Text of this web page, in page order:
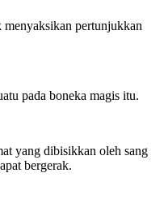
menyaksikan pertunjukkan
pada boneka magis itu.
yang dibisikkan oleh sang
bergerak.